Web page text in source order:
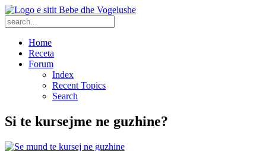
Home
Receta
Forum
Index
Recent Topics
Search
Si te kursejme ne guzhine?